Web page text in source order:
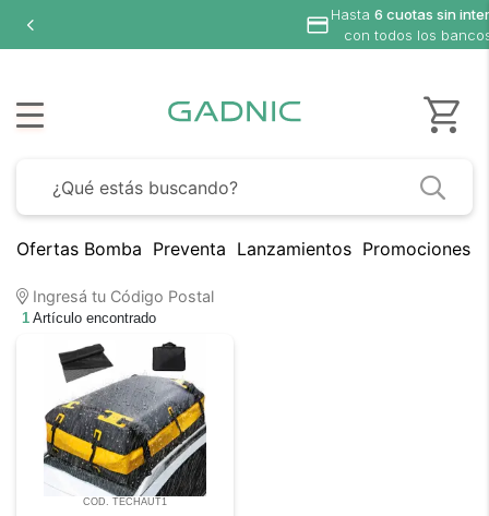
Hasta 6 cuotas sin
con todos los
Ofertas Bomba Preventa Lanzamientos Promociones
Ingresá tu Código Postal
1 Artículo encontrado
COD. TECHAUT1